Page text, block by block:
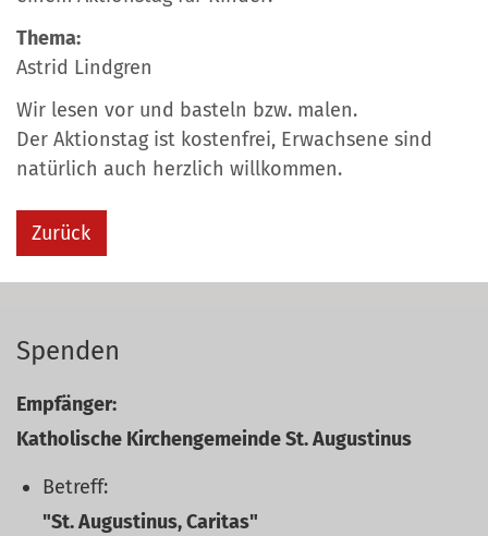
Thema:
Astrid Lindgren
Wir lesen vor und basteln bzw. malen.
Der Aktionstag ist kostenfrei, Erwachsene sind
natürlich auch herzlich willkommen.
Zurück
Spenden
Empfänger:
Katholische Kirchengemeinde St. Augustinus
Betreff:
"St. Augustinus, Caritas"